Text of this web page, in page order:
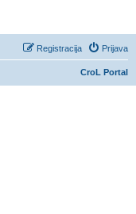
Prijava
Registracija
CroL Portal